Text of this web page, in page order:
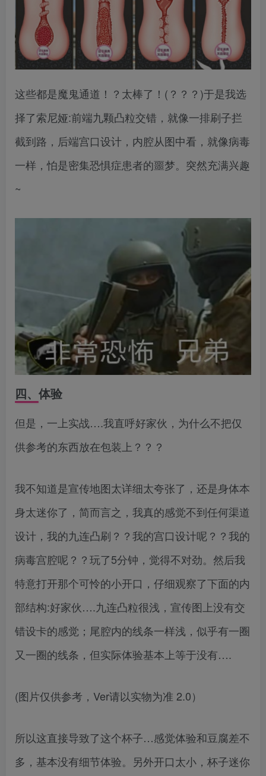
这些都是魔鬼通道！？太棒了！(？？？)于是我选
择了索尼娅:前端九颗凸粒交错，就像一排刷子拦
截到路，后端宫口设计，内腔从图中看，就像病毒
一样，怕是密集恐惧症患者的噩梦。突然充满兴趣
~
四、体验
但是，一上实战….我直呼好家伙，为什么不把仅
供参考的东西放在包装上？？？
我不知道是宣传地图太详细太夸张了，还是身体本
身太迷你了，简而言之，我真的感觉不到任何渠道
设计，我的九连凸刷？？我的宫口设计呢？？我的
病毒宫腔呢？？玩了5分钟，觉得不对劲。然后我
特意打开那个可怜的小开口，仔细观察了下面的内
部结构:好家伙….九连凸粒很浅，宣传图上没有交
错设卡的感觉；尾腔内的线条一样浅，似乎有一圈
又一圈的线条，但实际体验基本上等于没有….
(图片仅供参考，Ver请以实物为准 2.0）
所以这直接导致了这个杯子…感觉体验和豆腐差不
多，基本没有细节体验。另外开口太小，杯子迷你